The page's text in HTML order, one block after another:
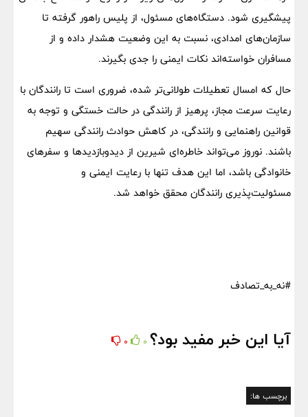
پیشگیری شود. دستگاه‌های مسئول، از پلیس راهور گرفته تا
سازمان‌های امدادی، نسبت به این وضعیت هشدار داده و از
مسافران خواسته‌اند نکات ایمنی را جدی بگیرند.
حال که امسال تعطیلات طولانی‌تر شده، ضروری است تا رانندگان با
رعایت سرعت مجاز، پرهیز از رانندگی در حالت خستگی و توجه به
قوانین راهنمایی و رانندگی، در کاهش حوادث رانندگی سهیم
باشند. نوروز می‌تواند خاطره‌ای شیرین از دیدوبازدیدها و سفرهای
خانوادگی باشد، اما این هدف تنها با رعایت ایمنی و
مسئولیت‌پذیری رانندگان محقق خواهد شد.
#نه_به_تصادف
آیا این خبر مفید بود؟ 0
0
برچسب ها: